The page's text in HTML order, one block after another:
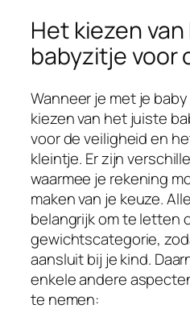
Het kiezen
babyzitje voor
Wanneer je met je
kiezen van het juiste
voor de veiligheid en
kleintje. Er zijn
waarmee je rekening
maken van je keuze.
belangrijk om te letten
gewichtscategorie,
aansluit bij je kind.
enkele andere
te nemen: